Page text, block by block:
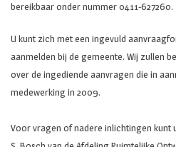
bereikbaar onder nummer 0411-627260.
U kunt zich met een ingevuld
aanmelden bij de gemeente. Wij zullen
over de ingediende aanvragen die in
medewerking in 2009.
Voor vragen of nadere inlichtingen kunt